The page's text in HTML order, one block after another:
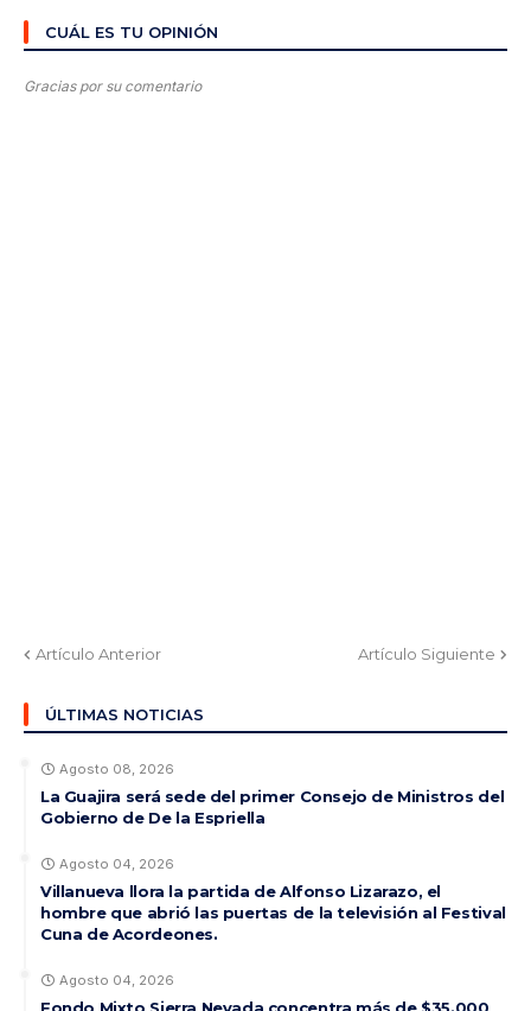
CUÁL ES TU OPINIÓN
Gracias por su comentario
Artículo Anterior Artículo Siguiente
ÚLTIMAS NOTICIAS
Agosto 08, 2026
La Guajira será sede del primer Consejo de Ministros del
Gobierno de De la Espriella
Agosto 04, 2026
Villanueva llora la partida de Alfonso Lizarazo, el
hombre que abrió las puertas de la televisión al Festival
Cuna de Acordeones.
Agosto 04, 2026
Fondo Mixto Sierra Nevada concentra más de $35.000